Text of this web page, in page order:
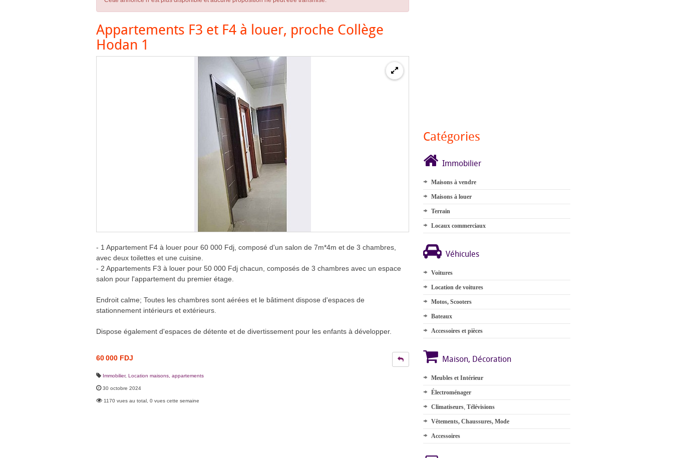
Appartements F3 et F4 à louer, proche Collège
Hodan 1
- 1 Appartement F4 à louer pour 60 000 Fdj, composé d'un salon de 7m*4m et de 3 chambres,
avec deux toilettes et une cuisine.
- 2 Appartements F3 à louer pour 50 000 Fdj chacun, composés de 3 chambres avec un espace
salon pour l'appartement du premier étage.
Endroit calme; Toutes les chambres sont aérées et le bâtiment dispose d'espaces de
stationnement intérieurs et extérieurs.
Dispose également d'espaces de détente et de divertissement pour les enfants à développer.
60 000 FDJ
Immobilier, Location maisons, appartements
30 octobre 2024
1170 vues au total, 0 vues cette semaine
Catégories
Immobilier
Maisons à vendre
Maisons à louer
Terrain
Locaux commerciaux
Véhicules
Voitures
Location de voitures
Motos, Scooters
Bateaux
Accessoires et pièces
Maison, Décoration
Meubles et Intérieur
Électroménager
Climatiseurs, Télévisions
Vêtements, Chaussures, Mode
Accessoires